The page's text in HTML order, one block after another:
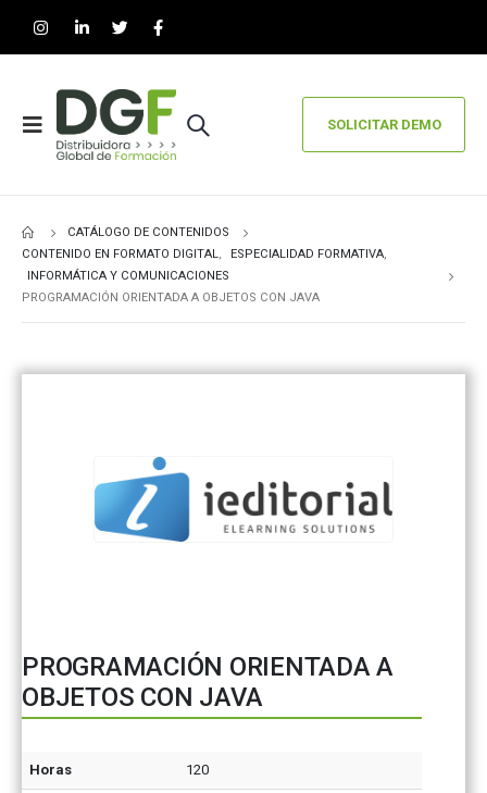
SOLICITAR DEMO
CATÁLOGO DE CONTENIDOS
CONTENIDO EN FORMATO DIGITAL, ESPECIALIDAD FORMATIVA,
INFORMÁTICA Y COMUNICACIONES
PROGRAMACIÓN ORIENTADA A OBJETOS CON JAVA
PROGRAMACIÓN ORIENTADA A
OBJETOS CON JAVA
Horas 120